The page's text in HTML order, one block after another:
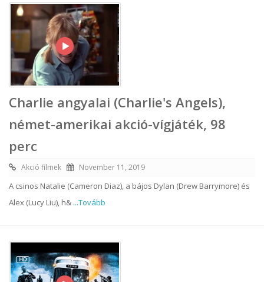
Charlie angyalai (Charlie's Angels),
német-amerikai akció-vígjáték, 98
perc
Akció filmek November 11, 2019
A csinos Natalie (Cameron Diaz), a bájos Dylan (Drew Barrymore) és
Alex (Lucy Liu), h& ...Tovább